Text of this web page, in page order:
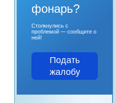
фонарь?
Столкнулись с
проблемой — сообщите о
ней!
Подать
жалобу